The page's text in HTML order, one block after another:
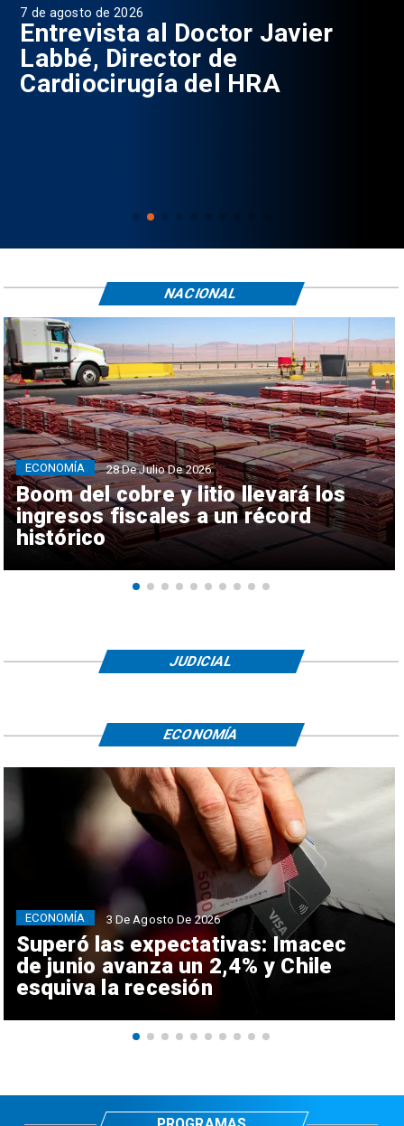
7 de agosto de 2026
Entrevista al Doctor Javier
Labbé, Director de
Cardiocirugía del HRA
Boom del cobre y litio llevará los
ingresos fiscales a un récord
histórico
ECONOMÍA 28 De Julio De 2026
NACIONAL
JUDICIAL
Superó las expectativas: Imacec
de junio avanza un 2,4% y Chile
esquiva la recesión
ECONOMÍA 3 De Agosto De 2026
ECONOMÍA